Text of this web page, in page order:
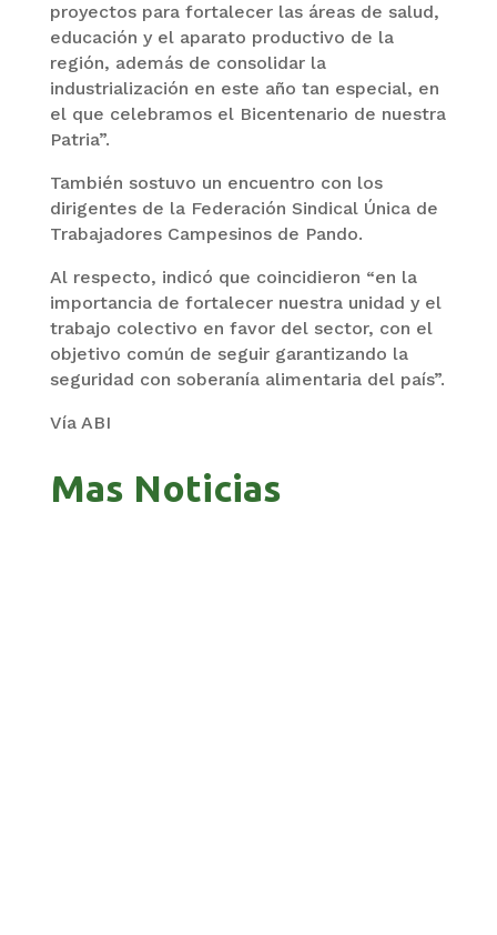
proyectos para fortalecer las áreas de salud,
educación y el aparato productivo de la
región, además de consolidar la
industrialización en este año tan especial, en
el que celebramos el Bicentenario de nuestra
Patria”.
También sostuvo un encuentro con los
dirigentes de la Federación Sindical Única de
Trabajadores Campesinos de Pando.
Al respecto, indicó que coincidieron “en la
importancia de fortalecer nuestra unidad y el
trabajo colectivo en favor del sector, con el
objetivo común de seguir garantizando la
seguridad con soberanía alimentaria del país”.
Vía ABI
Mas Noticias